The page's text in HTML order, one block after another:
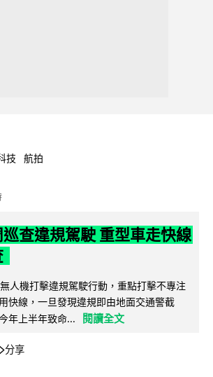
技 航拍
查違規駕駛 重型車走快線
人機打擊違規駕駛行動，重點打擊不專注
快線，一旦發現違規即由地面交通警截
年上半年致命...
閱讀全文
分享